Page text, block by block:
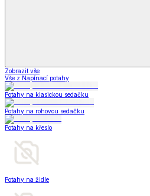
Zobrazit vše
Vše z Napínací potahy
Potahy na klasickou sedačku
Potahy na rohovou sedačku
Potahy na křeslo
Potahy na židle